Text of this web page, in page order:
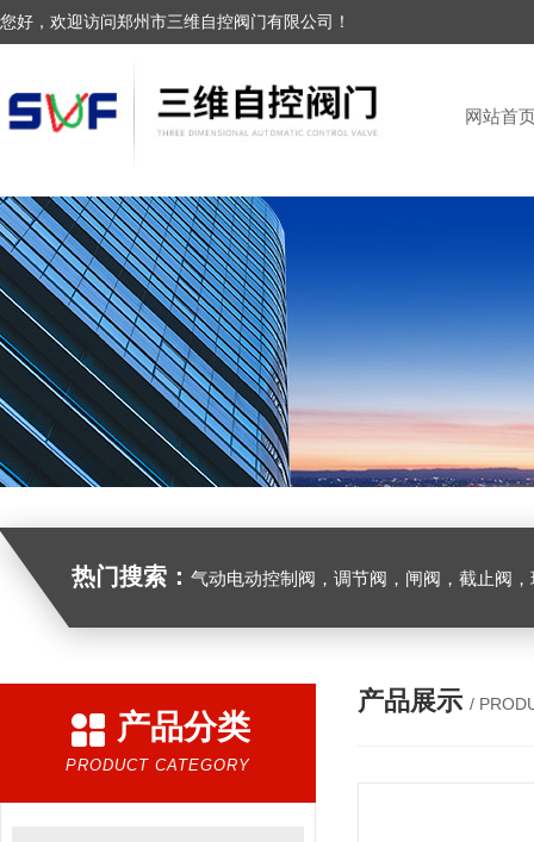
您好，欢迎访问郑州市三维自控阀门有限公司！
网站首
热门搜索： 气动电动控制阀，调节阀，闸阀，截止阀，球阀，蝶阀，止回阀，高温高压
产品分类
PRODUCT CATEGORY
产品展示 /